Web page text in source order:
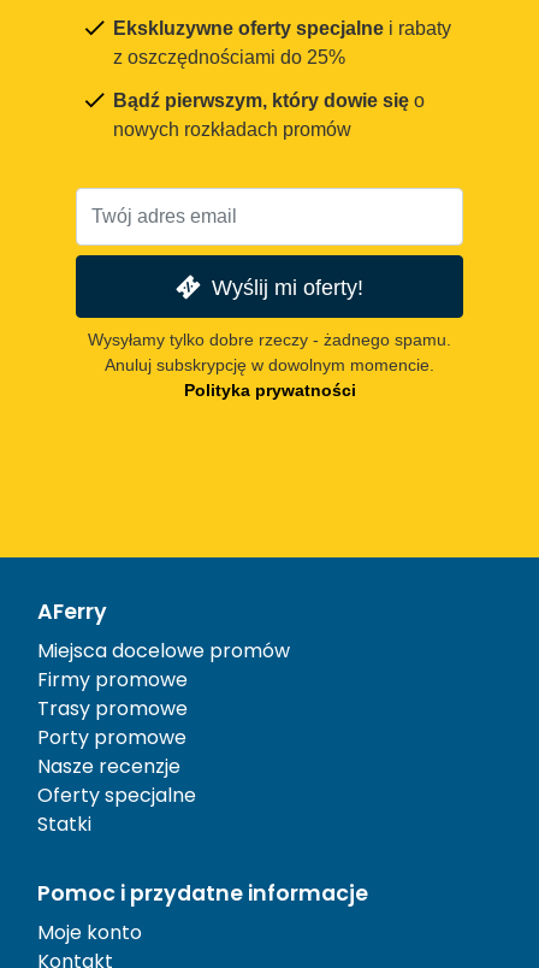
Ekskluzywne oferty specjalne i rabaty
z oszczędnościami do 25%
Bądź pierwszym, który dowie się o
nowych rozkładach promów
Wyślij mi oferty!
Wysyłamy tylko dobre rzeczy - żadnego spamu.
Anuluj subskrypcję w dowolnym momencie.
Polityka prywatności
AFerry
Miejsca docelowe promów
Firmy promowe
Trasy promowe
Porty promowe
Nasze recenzje
Oferty specjalne
Statki
Pomoc i przydatne informacje
Moje konto
Kontakt